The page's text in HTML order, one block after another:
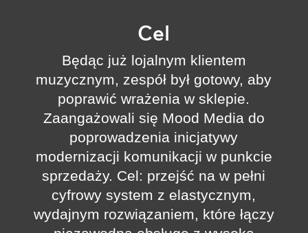
Cel
Będąc już lojalnym klientem
muzycznym, zespół był gotowy, aby
poprawić wrażenia w sklepie.
Zaangażowali się Mood Media do
poprowadzenia inicjatywy
modernizacji komunikacji w punkcie
sprzedaży. Cel: przejść na w pełni
cyfrowy system z elastycznym,
wydajnym rozwiązaniem, które łączy